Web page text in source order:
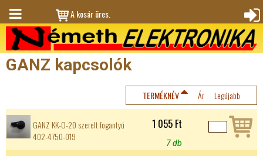
A kosár üres.
Bejele
ntkez
GANZ kapcsolók
TERMÉKNÉV Ár Legújabb
GANZ KK-O-20 szerelt fogantyú
402-4750-019
1 055 Ft
7 db
M
en
ü